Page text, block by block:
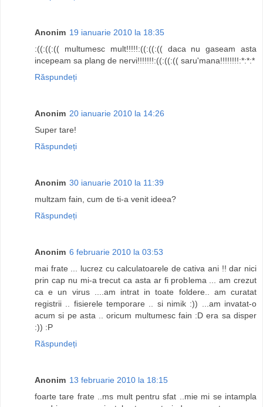
Anonim 19 ianuarie 2010 la 18:35
:((:((:(( multumesc mult!!!!!:((:((:(( daca nu gaseam asta
incepeam sa plang de nervi!!!!!!!:((:((:(( saru'mana!!!!!!!!:*:*:*
Răspundeți
Anonim 20 ianuarie 2010 la 14:26
Super tare!
Răspundeți
Anonim 30 ianuarie 2010 la 11:39
multzam fain, cum de ti-a venit ideea?
Răspundeți
Anonim 6 februarie 2010 la 03:53
mai frate ... lucrez cu calculatoarele de cativa ani !! dar nici
prin cap nu mi-a trecut ca asta ar fi problema ... am crezut
ca e un virus ....am intrat in toate foldere.. am curatat
registrii .. fisierele temporare .. si nimik :)) ...am invatat-o
acum si pe asta .. oricum multumesc fain :D era sa disper
:)) :P
Răspundeți
Anonim 13 februarie 2010 la 18:15
foarte tare frate ..ms mult pentru sfat ..mie mi se intampla